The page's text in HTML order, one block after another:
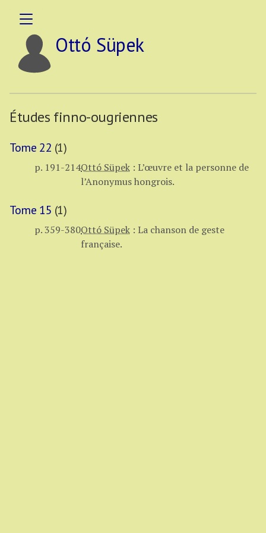
Ottó Süpek
Études finno-ougriennes
Tome 22 (1)
p. 191-214Ottó Süpek : L’œuvre et la personne de
l’Anonymus hongrois.
Tome 15 (1)
p. 359-380Ottó Süpek : La chanson de geste
française.